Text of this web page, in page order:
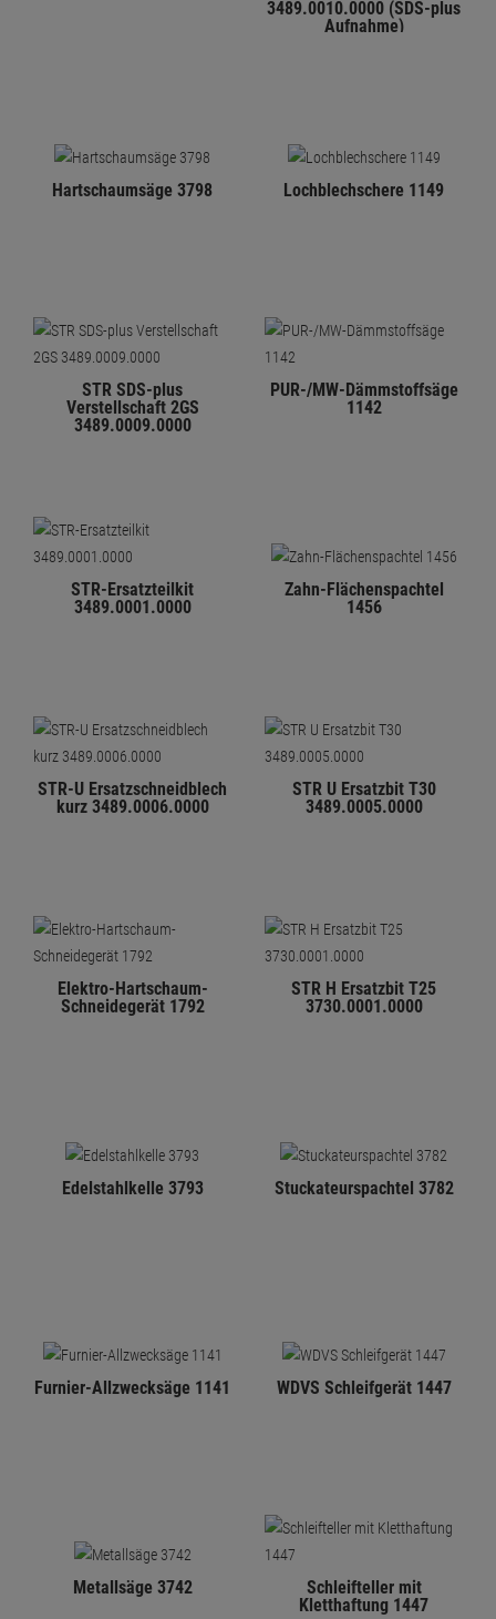
3489.0010.0000 (SDS-plus
Aufnahme)
Hartschaumsäge 3798 Lochblechschere 1149
STR SDS-plus
Verstellschaft 2GS
3489.0009.0000
PUR-/MW-Dämmstoffsäge
1142
STR-Ersatzteilkit
3489.0001.0000
Zahn-Flächenspachtel
1456
STR-U Ersatzschneidblech
kurz 3489.0006.0000
STR U Ersatzbit T30
3489.0005.0000
Elektro-Hartschaum-
Schneidegerät 1792
STR H Ersatzbit T25
3730.0001.0000
Edelstahlkelle 3793 Stuckateurspachtel 3782
Furnier-Allzwecksäge 1141 WDVS Schleifgerät 1447
Metallsäge 3742
Schleifteller mit
Kletthaftung 1447